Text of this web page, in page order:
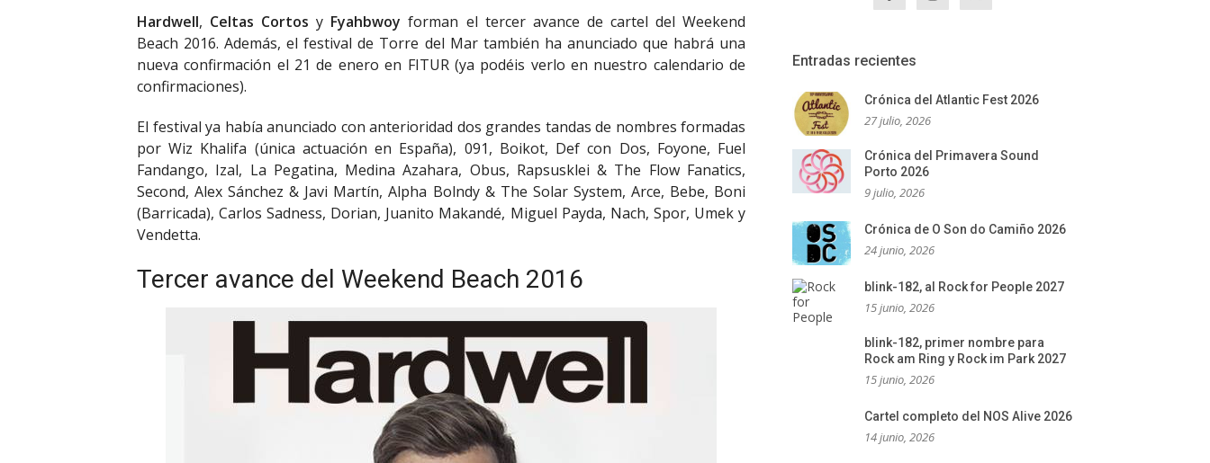
Hardwell, Celtas Cortos y Fyahbwoy forman el tercer avance de cartel del Weekend
Beach 2016. Además, el festival de Torre del Mar también ha anunciado que habrá una
nueva confirmación el 21 de enero en FITUR (ya podéis verlo en nuestro calendario de
confirmaciones).
El festival ya había anunciado con anterioridad dos grandes tandas de nombres formadas
por Wiz Khalifa (única actuación en España), 091, Boikot, Def con Dos, Foyone, Fuel
Fandango, Izal, La Pegatina, Medina Azahara, Obus, Rapsusklei & The Flow Fanatics,
Second, Alex Sánchez & Javi Martín, Alpha Bolndy & The Solar System, Arce, Bebe, Boni
(Barricada), Carlos Sadness, Dorian, Juanito Makandé, Miguel Payda, Nach, Spor, Umek y
Vendetta.
Tercer avance del Weekend Beach 2016
Entradas recientes
Crónica del Atlantic Fest 2026
27 julio, 2026
Crónica del Primavera Sound
Porto 2026
9 julio, 2026
Crónica de O Son do Camiño 2026
24 junio, 2026
blink-182, al Rock for People 2027
15 junio, 2026
blink-182, primer nombre para
Rock am Ring y Rock im Park 2027
15 junio, 2026
Cartel completo del NOS Alive 2026
14 junio, 2026